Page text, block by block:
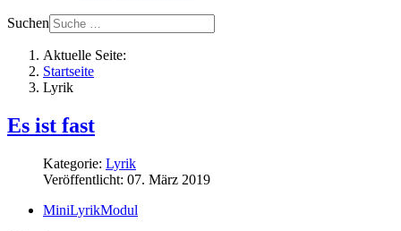
Suchen
Aktuelle Seite:
Startseite
Lyrik
Es ist fast
Kategorie: Lyrik
Veröffentlicht: 07. März 2019
MiniLyrikModul